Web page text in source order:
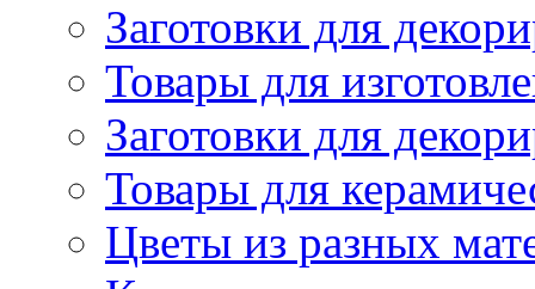
Заготовки для
Товары для
Заготовки для
Товары для
Цветы из разных